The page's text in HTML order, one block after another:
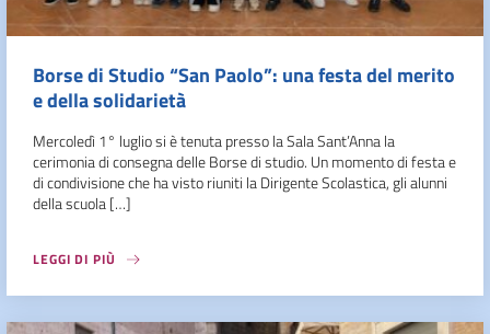
Borse di Studio “San Paolo”: una festa del merito
e della solidarietà
Mercoledì 1° luglio si è tenuta presso la Sala Sant’Anna la
cerimonia di consegna delle Borse di studio. Un momento di festa e
di condivisione che ha visto riuniti la Dirigente Scolastica, gli alunni
della scuola […]
LEGGI DI PIÙ